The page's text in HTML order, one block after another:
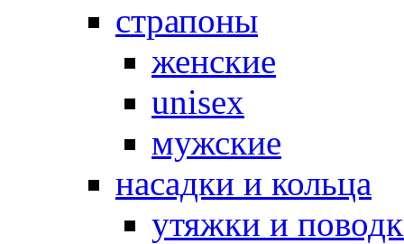
страпоны
женские
unisex
мужские
насадки и кольца
утяжки и